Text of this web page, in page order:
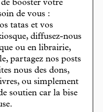
de booster votre
de vous :
tatas et vos
diffusez-nous
ou en librairie,
partagez nos posts
nous des dons,
ou simplement
soutien car la bise